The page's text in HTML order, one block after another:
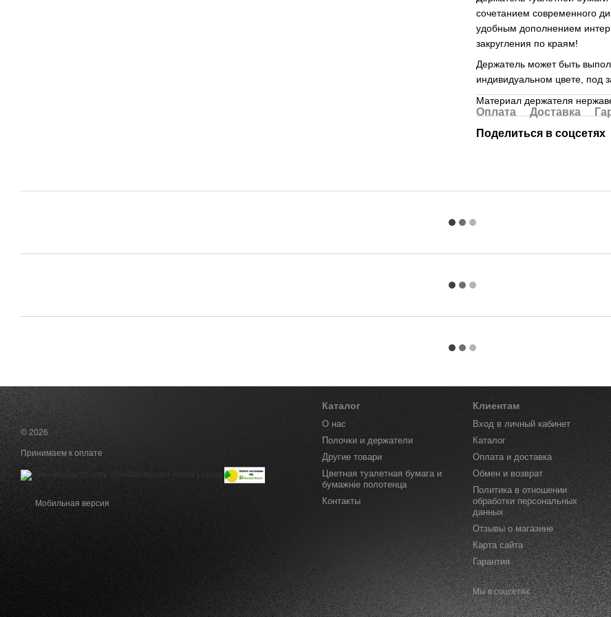
сочетанием современного
удобным дополнением
закругления по краям!
Держатель может быть
индивидуальном цвете, под
Материал держателя
Оплата Доставка
Поделиться в соцсетях
© 2026
Принимаем к оплате
Мобильная версия
Каталог
О нас
Полочки и держатели
Другие товари
Цветная туалетная бумага и
бумажніе полотенца
Контакты
Клиентам
Вход в личный кабинет
Каталог
Оплата и доставка
Обмен и возврат
Политика в отношении
обработки персональных
данных
Отзывы о магазине
Карта сайта
Гарантия
Мы в соцсетях